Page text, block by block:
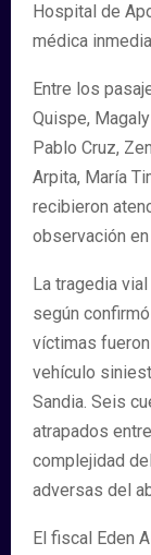
Hospital de
médica
Entre los
Quispe,
Pablo Cruz,
Arpita, María
recibieron
observación
La tragedia
según
víctimas
vehículo
Sandia. Seis
atrapados
complejidad
adversas del
El fiscal Eden